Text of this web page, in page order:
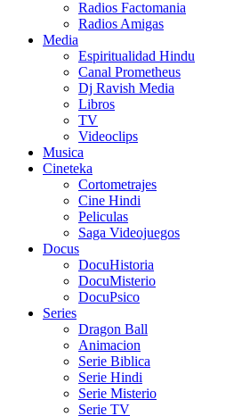
Radios Factomania
Radios Amigas
Media
Espiritualidad Hindu
Canal Prometheus
Dj Ravish Media
Libros
TV
Videoclips
Musica
Cineteka
Cortometrajes
Cine Hindi
Peliculas
Saga Videojuegos
Docus
DocuHistoria
DocuMisterio
DocuPsico
Series
Dragon Ball
Animacion
Serie Biblica
Serie Hindi
Serie Misterio
Serie TV